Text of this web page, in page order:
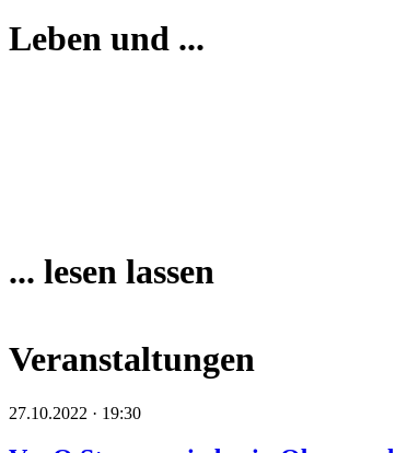
Leben und ...
... lesen lassen
Veranstaltungen
27.10.2022 · 19:30